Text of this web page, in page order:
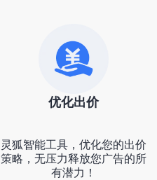
优化出价
灵狐智能工具，优化您的出价
策略，无压力释放您广告的所
有潜力！